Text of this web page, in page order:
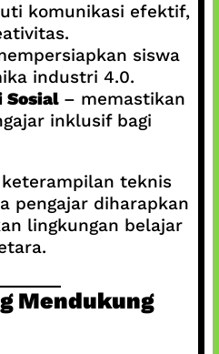
komunikasi efektif,
siswa
industri 4.0.
Sosial– memastikan
inklusif bagi
teknis
pengajar diharapkan
lingkungan belajar
Mendukung